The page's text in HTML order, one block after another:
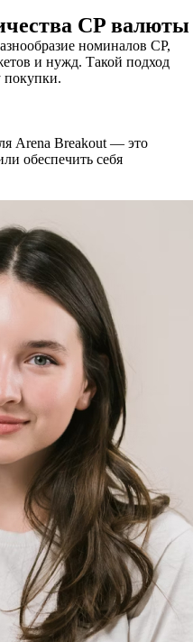
CP валюты
номиналов CP,
и нужд. Такой подход
покупки.
Arena Breakout — это
обеспечить себя